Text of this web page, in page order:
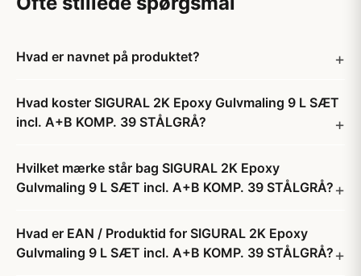
Hvad er navnet på produktet?
Hvad koster SIGURAL 2K Epoxy Gulvmaling 9 L SÆT
incl. A+B KOMP. 39 STÅLGRÅ?
Hvilket mærke står bag SIGURAL 2K Epoxy
Gulvmaling 9 L SÆT incl. A+B KOMP. 39 STÅLGRÅ?
Hvad er EAN / Produktid for SIGURAL 2K Epoxy
Gulvmaling 9 L SÆT incl. A+B KOMP. 39 STÅLGRÅ?